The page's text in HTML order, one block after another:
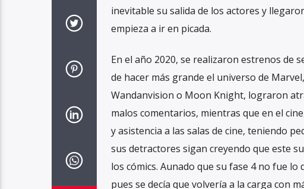
inevitable su salida de los actores y
empieza a ir en picada.
En el año 2020, se realizaron estrenos de
de hacer más grande el universo de
Wandanvision o Moon Knight, lograron
malos comentarios, mientras que en el
y asistencia a las salas de cine, teniendo
sus detractores sigan creyendo que este
los cómics. Aunado que su fase 4 no fue
pues se decía que volvería a la carga con